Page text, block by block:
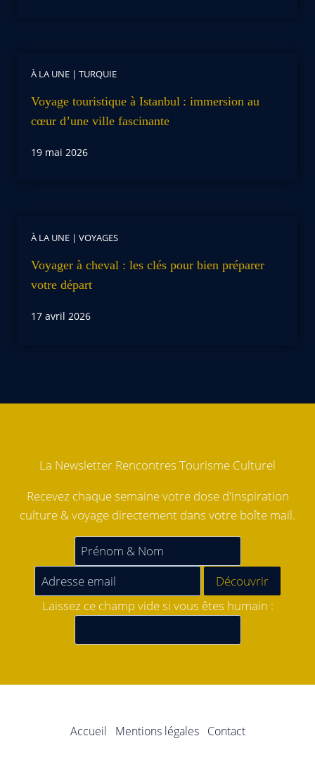
À LA UNE | TURQUIE
Voyage touristique à Istanbul : immersion au
cœur d’une ville fascinante
19 mai 2026
À LA UNE | VOYAGES
Voyager à cheval : les clés pour bien préparer
votre départ
17 avril 2026
La Newsletter Rencontres Tourisme Culturel
Recevez chaque semaine votre dose d'inspiration
culture & voyage directement dans votre boîte mail.
Laissez ce champ vide si vous êtes humain :
Accueil Mentions légales Contact